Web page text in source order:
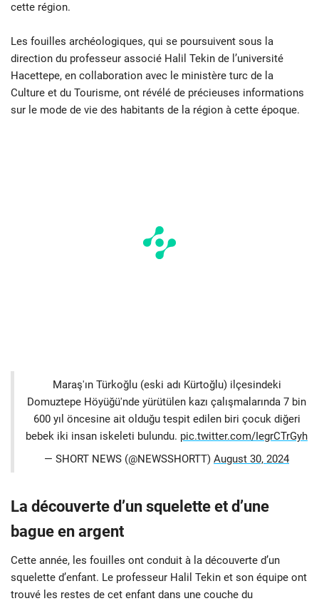
cette région.
Les fouilles archéologiques, qui se poursuivent sous la
direction du professeur associé Halil Tekin de l’université
Hacettepe, en collaboration avec le ministère turc de la
Culture et du Tourisme, ont révélé de précieuses informations
sur le mode de vie des habitants de la région à cette époque.
Maraş'ın Türkoğlu (eski adı Kürtoğlu) ilçesindeki
Domuztepe Höyüğü'nde yürütülen kazı çalışmalarında 7 bin
600 yıl öncesine ait olduğu tespit edilen biri çocuk diğeri
bebek iki insan iskeleti bulundu. pic.twitter.com/IegrCTrGyh
— SHORT NEWS (@NEWSSHORTT) August 30, 2024
La découverte d’un squelette et d’une
bague en argent
Cette année, les fouilles ont conduit à la découverte d’un
squelette d’enfant. Le professeur Halil Tekin et son équipe ont
trouvé les restes de cet enfant dans une couche du